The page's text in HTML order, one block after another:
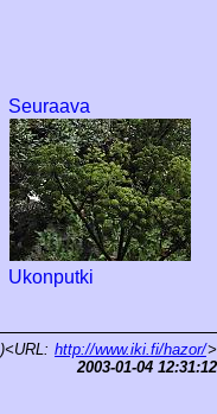
Seuraava
Ukonputki
)<URL: http://www.iki.fi/hazor/>
2003-01-04 12:31:12